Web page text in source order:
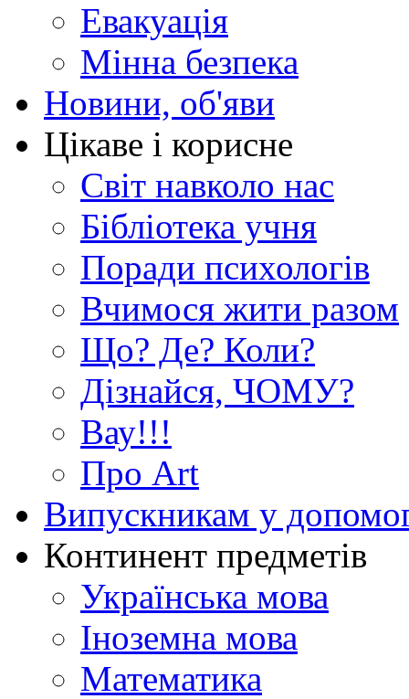
Евакуація
Мінна безпека
Новини, об'яви
Цікаве і корисне
Світ навколо нас
Бібліотека учня
Поради психологів
Вчимося жити разом
Що? Де? Коли?
Дізнайся, ЧОМУ?
Вау!!!
Про Art
Випускникам у
Континент предметів
Українська мова
Іноземна мова
Математика